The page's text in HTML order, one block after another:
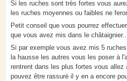
Si les ruches sont très fortes vous
les ruches moyennes ou faibles ne
Petit conseil que vous pourrez
que vous avez mis dans le
Si par exemple vous avez mis 5
la hausse les autres vous les poser à
rentrent dans les plus fortes vous
pouvez être rassuré il y en a encore